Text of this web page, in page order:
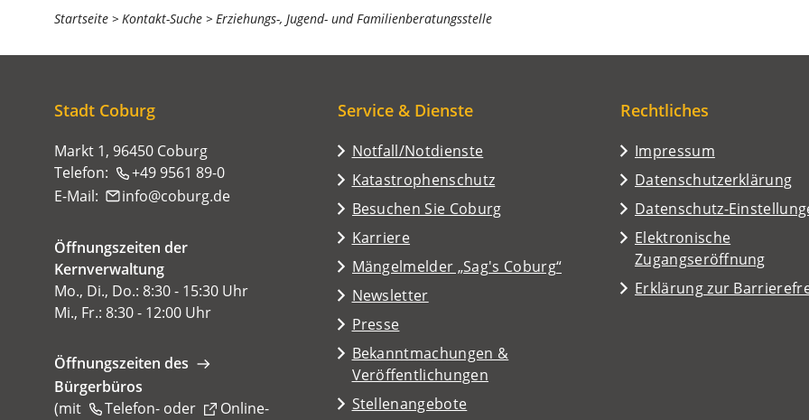
Sie
befinden
hier:
Startseite Kontakt-Suche Erziehungs-, Jugend- und Familienberatungsstelle
Stadt Coburg
Markt 1, 96450 Coburg
Telefon:
+49 9561 89-0
E-Mail:
info coburg de
Öffnungszeiten der
Kernverwaltung
Mo., Di., Do.: 8:30 - 15:30 Uhr
Mi., Fr.: 8:30 - 12:00 Uhr
Öffnungszeiten des
Bürgerbüros
(mit
Telefon- oder
Online-
Service & Dienste
Notfall/Notdienste
Katastrophenschutz
Besuchen Sie Coburg
(Öffnet
in
neuen
Tab)
Karriere
Mängelmelder „Sag's Coburg“
(Öffnet
in
neuen
Tab)
Newsletter
Presse
Bekanntmachungen &
Veröffentlichungen
Stellenangebote
Rechtliches
Impressum
Datenschutzerklärung
Datenschutz-
Elektronische
Zugangseröffnung
Erklärung zur